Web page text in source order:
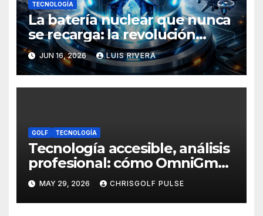
TECNOLOGÍA
La batería nuclear que nunca
se recarga: la revolución
energética que podría
transformar todos tus
dispositivos
JUN 16, 2026 LUIS RIVERA
GOLF TECNOLOGÍA
Tecnología accesible, análisis
profesional: cómo OmniGmot
está transformando el
entrenamiento del golfista
moderno
MAY 29, 2026 CHRISGOLF PULSE